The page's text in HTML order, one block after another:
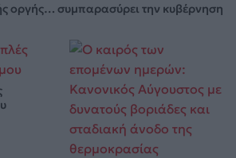
οργής… συμπαρασύρει την κυβέρνηση